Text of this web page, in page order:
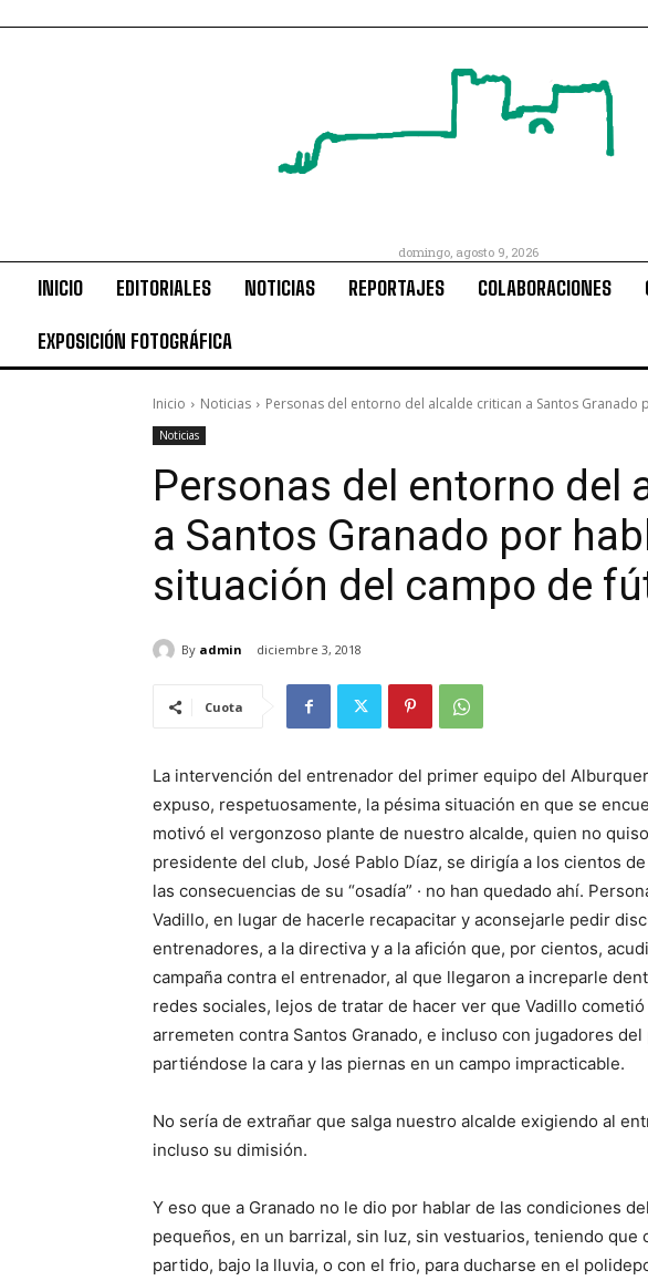
domingo, agosto 9, 2026
INICIO EDITORIALES NOTICIAS REPORTAJES COLABORACIONES
EXPOSICIÓN FOTOGRÁFICA
Inicio Noticias Personas del entorno del alcalde critican a Santos Granado
Noticias
Personas del entorno del
a Santos Granado por
situación del campo de
By admin diciembre 3, 2018
Cuota
La intervención del entrenador del primer equipo del
expuso, respetuosamente, la pésima situación en que se
motivó el vergonzoso plante de nuestro alcalde, quien no
presidente del club, José Pablo Díaz, se dirigía a los cientos
las consecuencias de su “osadía” · no han quedado ahí.
Vadillo, en lugar de hacerle recapacitar y aconsejarle pedir
entrenadores, a la directiva y a la afición que, por cientos,
campaña contra el entrenador, al que llegaron a increparle
redes sociales, lejos de tratar de hacer ver que Vadillo
arremeten contra Santos Granado, e incluso con jugadores
partiéndose la cara y las piernas en un campo impracticable.
No sería de extrañar que salga nuestro alcalde exigiendo al
incluso su dimisión.
Y eso que a Granado no le dio por hablar de las condiciones
pequeños, en un barrizal, sin luz, sin vestuarios, teniendo que
partido, bajo la lluvia, o con el frio, para ducharse en el